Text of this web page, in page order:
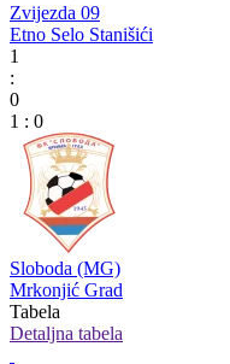
Zvijezda 09
Etno Selo Stanišići
1
:
0
1 : 0
Sloboda (MG)
Mrkonjić Grad
Tabela
Detaljna tabela